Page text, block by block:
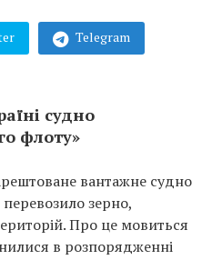
Telegram
судно
флоту»
вантажне судно
зерно,
Про це мовиться
в розпорядженні